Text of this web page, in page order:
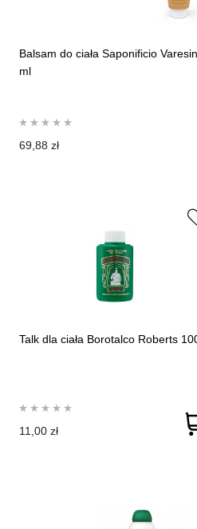
Balsam do ciała Saponificio
ml
69,88 zł
Talk dla ciała Borotalco Roberts
11,00 zł